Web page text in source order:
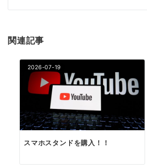
シ
ン
関連記事
2026-07-19
スマホスタンドを購入！！